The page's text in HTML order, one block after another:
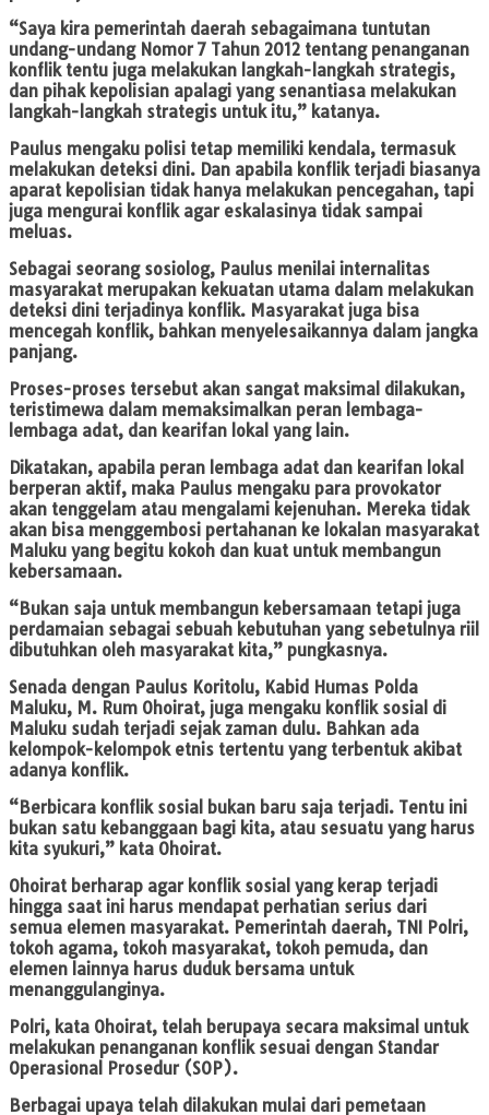
“Saya kira pemerintah daerah sebagaimana tuntutan
undang-undang Nomor 7 Tahun 2012 tentang penanganan
konflik tentu juga melakukan langkah-langkah strategis,
dan pihak kepolisian apalagi yang senantiasa melakukan
langkah-langkah strategis untuk itu,” katanya.
Paulus mengaku polisi tetap memiliki kendala, termasuk
melakukan deteksi dini. Dan apabila konflik terjadi biasanya
aparat kepolisian tidak hanya melakukan pencegahan, tapi
juga mengurai konflik agar eskalasinya tidak sampai
meluas.
Sebagai seorang sosiolog, Paulus menilai internalitas
masyarakat merupakan kekuatan utama dalam melakukan
deteksi dini terjadinya konflik. Masyarakat juga bisa
mencegah konflik, bahkan menyelesaikannya dalam jangka
panjang.
Proses-proses tersebut akan sangat maksimal dilakukan,
teristimewa dalam memaksimalkan peran lembaga-
lembaga adat, dan kearifan lokal yang lain.
Dikatakan, apabila peran lembaga adat dan kearifan lokal
berperan aktif, maka Paulus mengaku para provokator
akan tenggelam atau mengalami kejenuhan. Mereka tidak
akan bisa menggembosi pertahanan ke lokalan masyarakat
Maluku yang begitu kokoh dan kuat untuk membangun
kebersamaan.
“Bukan saja untuk membangun kebersamaan tetapi juga
perdamaian sebagai sebuah kebutuhan yang sebetulnya riil
dibutuhkan oleh masyarakat kita,” pungkasnya.
Senada dengan Paulus Koritolu, Kabid Humas Polda
Maluku, M. Rum Ohoirat, juga mengaku konflik sosial di
Maluku sudah terjadi sejak zaman dulu. Bahkan ada
kelompok-kelompok etnis tertentu yang terbentuk akibat
adanya konflik.
“Berbicara konflik sosial bukan baru saja terjadi. Tentu ini
bukan satu kebanggaan bagi kita, atau sesuatu yang harus
kita syukuri,” kata Ohoirat.
Ohoirat berharap agar konflik sosial yang kerap terjadi
hingga saat ini harus mendapat perhatian serius dari
semua elemen masyarakat. Pemerintah daerah, TNI Polri,
tokoh agama, tokoh masyarakat, tokoh pemuda, dan
elemen lainnya harus duduk bersama untuk
menanggulanginya.
Polri, kata Ohoirat, telah berupaya secara maksimal untuk
melakukan penanganan konflik sesuai dengan Standar
Operasional Prosedur (SOP).
Berbagai upaya telah dilakukan mulai dari pemetaan